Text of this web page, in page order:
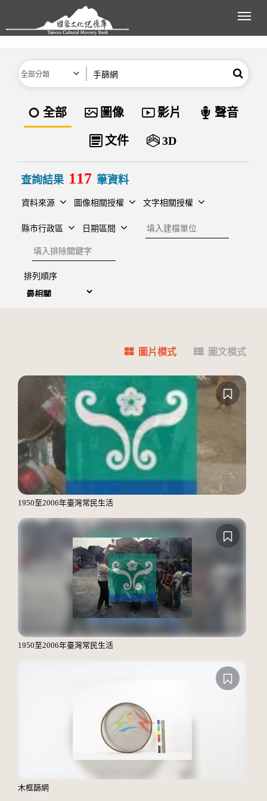
跳到主要內容區塊
展
分類 搜尋
資料類型
全部 圖像 影片 聲音
文件 3D
查詢結果 117 筆資料
資料來源 圖像相關授權 文字相關授權
縣市行政區 日期區間
建檔單位
排除關鍵字
排列順序
圖片模式 圖文模式
1950至2006年臺灣常民生活
1950至2006年臺灣常民生活
木框篩網